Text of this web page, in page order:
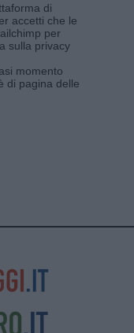
di
accetti che le
per
sulla privacy
momento
di pagina delle